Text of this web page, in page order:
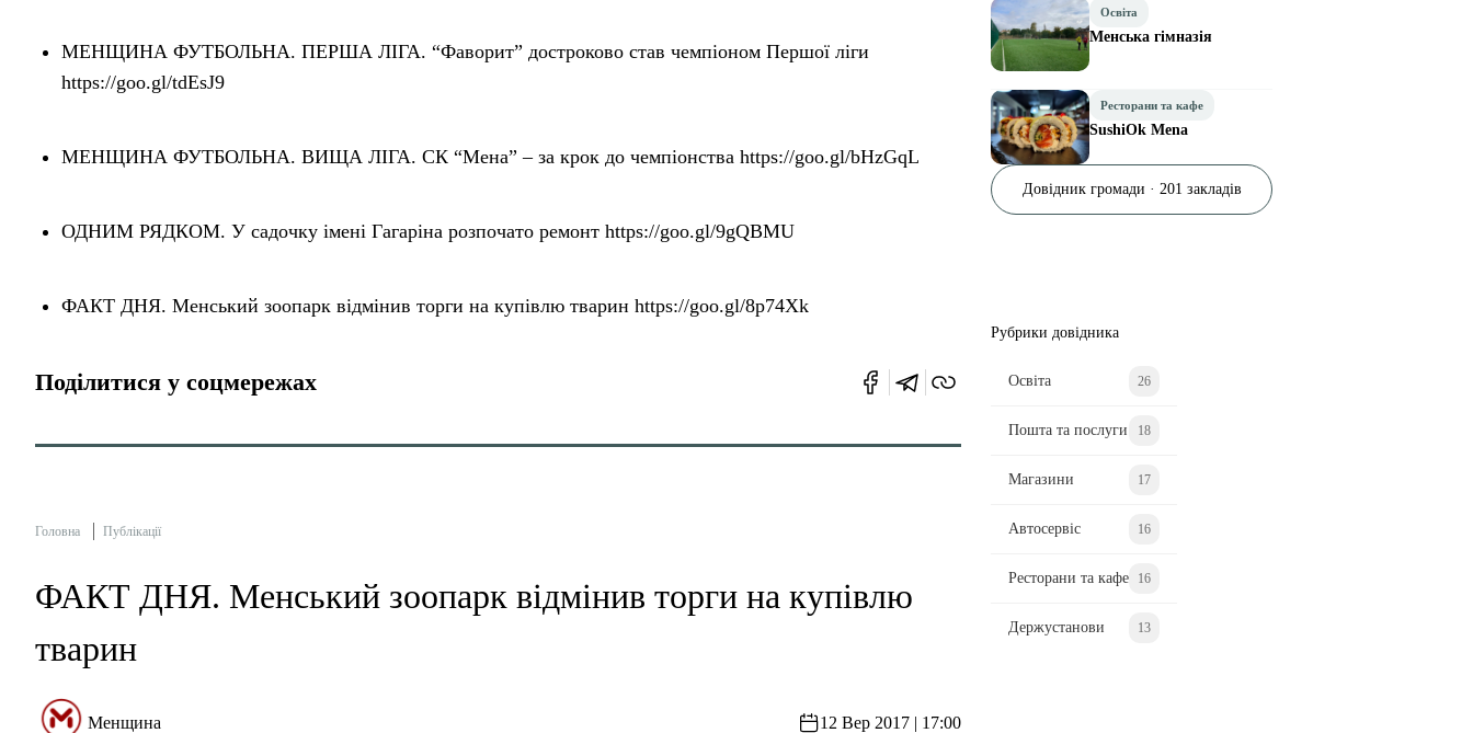
МЕНЩИНА ФУТБОЛЬНА. ПЕРША ЛІГА. “Фаворит” достроково став чемпіоном Першої ліги
https://goo.gl/tdEsJ9
МЕНЩИНА ФУТБОЛЬНА. ВИЩА ЛІГА. СК “Мена” – за крок до чемпіонства https://goo.gl/bHzGqL
ОДНИМ РЯДКОМ. У садочку імені Гагаріна розпочато ремонт https://goo.gl/9gQBMU
ФАКТ ДНЯ. Менський зоопарк відмінив торги на купівлю тварин https://goo.gl/8p74Xk
Поділитися у соцмережах
Головна Публікації
ФАКТ ДНЯ. Менський зоопарк відмінив торги на купівлю
тварин
Менщина 12 Вер 2017 | 17:00
Освіта
Менська гімназія
Ресторани та кафе
SushiOk Mena
Довідник громади · 201 закладів
Рубрики довідника
Освіта 26
Пошта та послуги 18
Магазини 17
Автосервіс 16
Ресторани та кафе 16
Держустанови 13